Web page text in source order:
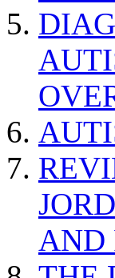
AND